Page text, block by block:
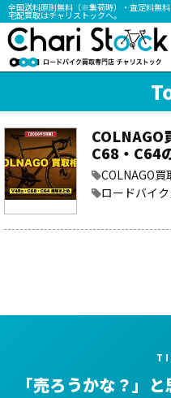
全国送料原則無料（※集荷時）・査定料無
宅配買取はチャリストックへ。
COLNAGO
C68・C64
COLNAGO買
ロードバイ
「売ろうかな？」